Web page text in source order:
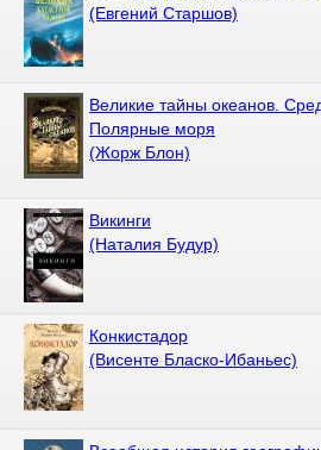
(Евгений Старшов)
Великие тайны океанов.
Полярные моря
(Жорж Блон)
Викинги
(Наталия Будур)
Конкистадор
(Висенте Бласко-Ибаньес)